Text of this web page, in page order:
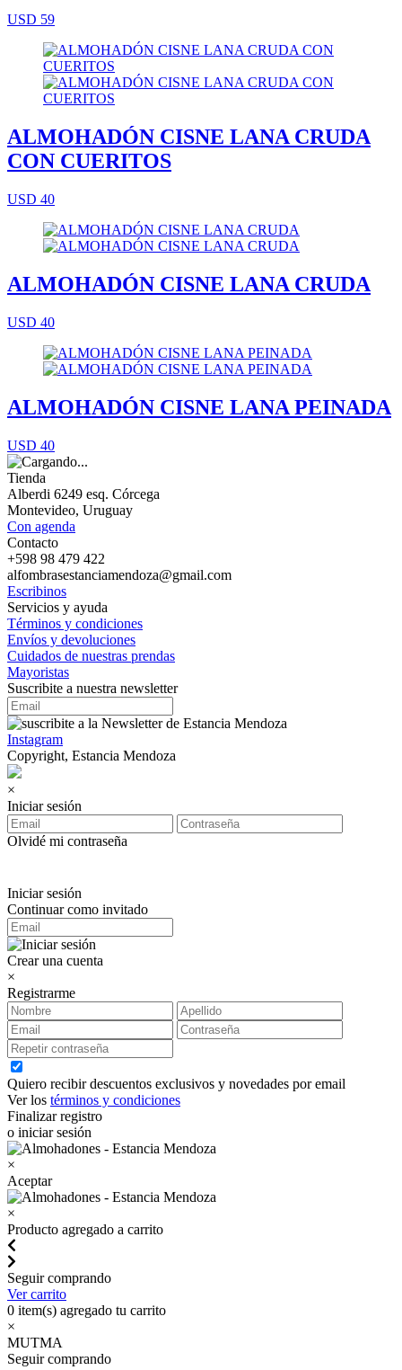
USD 59
ALMOHADÓN CISNE LANA CRUDA
CON CUERITOS
USD 40
ALMOHADÓN CISNE LANA CRUDA
USD 40
ALMOHADÓN CISNE LANA PEINADA
USD 40
Tienda
Alberdi 6249 esq. Córcega
Montevideo, Uruguay
Con agenda
Contacto
+598 98 479 422
alfombrasestanciamendoza@gmail.com
Escribinos
Servicios y ayuda
Términos y condiciones
Envíos y devoluciones
Cuidados de nuestras prendas
Mayoristas
Suscribite a nuestra newsletter
Instagram
Copyright, Estancia Mendoza
×
Iniciar sesión
Olvidé mi contraseña
Iniciar sesión
Continuar como invitado
Crear una cuenta
×
Registrarme
Quiero recibir descuentos exclusivos y novedades por email
Ver los términos y condiciones
Finalizar registro
o iniciar sesión
×
Aceptar
×
Producto agregado a carrito
Seguir comprando
Ver carrito
0 item(s) agregado tu carrito
×
MUTMA
Seguir comprando